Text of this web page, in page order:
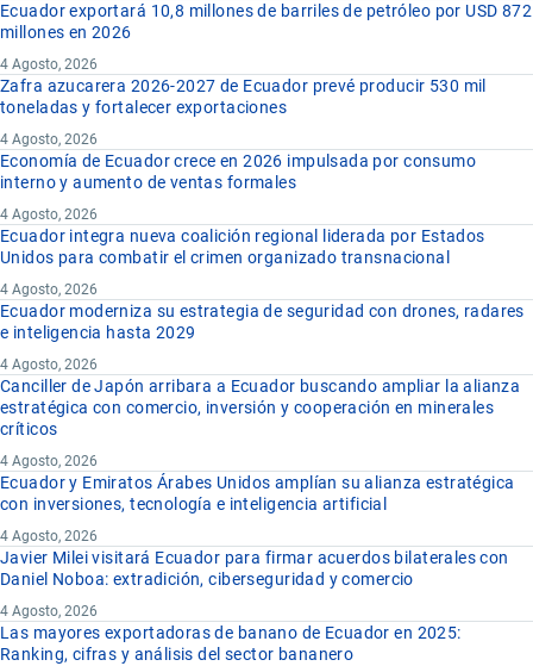
Ecuador exportará 10,8 millones de barriles de petróleo por USD 872
millones en 2026
4 Agosto, 2026
Zafra azucarera 2026-2027 de Ecuador prevé producir 530 mil
toneladas y fortalecer exportaciones
4 Agosto, 2026
Economía de Ecuador crece en 2026 impulsada por consumo
interno y aumento de ventas formales
4 Agosto, 2026
Ecuador integra nueva coalición regional liderada por Estados
Unidos para combatir el crimen organizado transnacional
4 Agosto, 2026
Ecuador moderniza su estrategia de seguridad con drones, radares
e inteligencia hasta 2029
4 Agosto, 2026
Canciller de Japón arribara a Ecuador buscando ampliar la alianza
estratégica con comercio, inversión y cooperación en minerales
críticos
4 Agosto, 2026
Ecuador y Emiratos Árabes Unidos amplían su alianza estratégica
con inversiones, tecnología e inteligencia artificial
4 Agosto, 2026
Javier Milei visitará Ecuador para firmar acuerdos bilaterales con
Daniel Noboa: extradición, ciberseguridad y comercio
4 Agosto, 2026
Las mayores exportadoras de banano de Ecuador en 2025:
Ranking, cifras y análisis del sector bananero